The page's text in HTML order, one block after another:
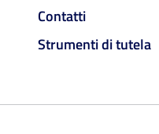
Contatti
Strumenti di tutela